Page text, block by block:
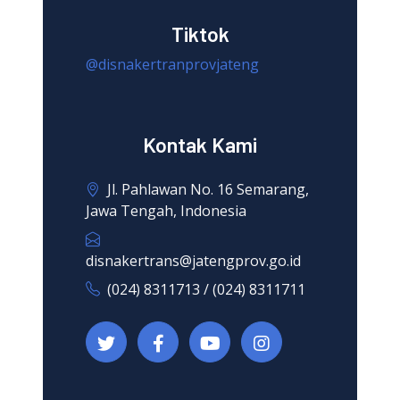
Tiktok
@disnakertranprovjateng
Kontak Kami
Jl. Pahlawan No. 16 Semarang,
Jawa Tengah, Indonesia
disnakertrans@jatengprov.go.id
(024) 8311713 / (024) 8311711